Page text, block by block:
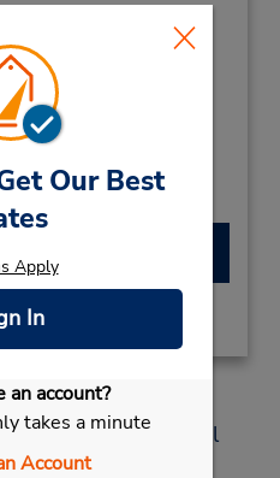
Our Best
Apply
In
an account?
takes a minute
Account
Mon - Fri 8:00 AM - 6:00
AM
Locations
Carolina del